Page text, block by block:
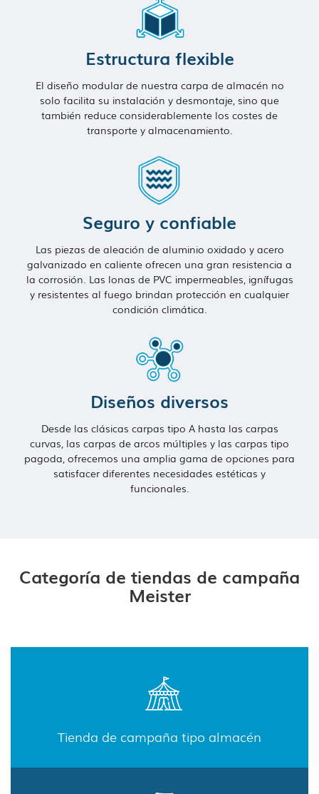
Estructura flexible
El diseño modular de nuestra carpa de almacén no
solo facilita su instalación y desmontaje, sino que
también reduce considerablemente los costes de
transporte y almacenamiento.
Seguro y confiable
Las piezas de aleación de aluminio oxidado y acero
galvanizado en caliente ofrecen una gran resistencia a
la corrosión. Las lonas de PVC impermeables, ignífugas
y resistentes al fuego brindan protección en cualquier
condición climática.
Diseños diversos
Desde las clásicas carpas tipo A hasta las carpas
curvas, las carpas de arcos múltiples y las carpas tipo
pagoda, ofrecemos una amplia gama de opciones para
satisfacer diferentes necesidades estéticas y
funcionales.
Categoría de tiendas de campaña
Meister
Tienda de campaña tipo almacén